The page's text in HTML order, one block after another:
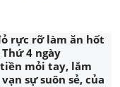
rực rỡ làm ăn hốt
4 ngày
mỏi tay, lắm
sự suôn sẻ, của